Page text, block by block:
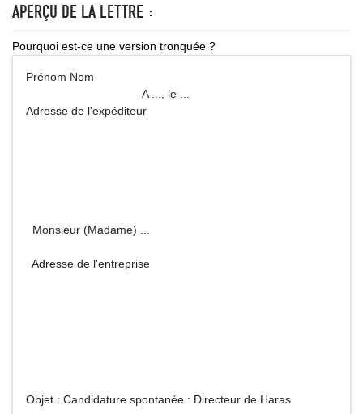
APERÇU DE LA LETTRE :
Pourquoi est-ce une version tronquée ?
Prénom Nom
A ..., le ...
Adresse de l'expéditeur
Monsieur (Madame) ...
Adresse de l'entreprise
Objet : Candidature spontanée : Directeur de Haras